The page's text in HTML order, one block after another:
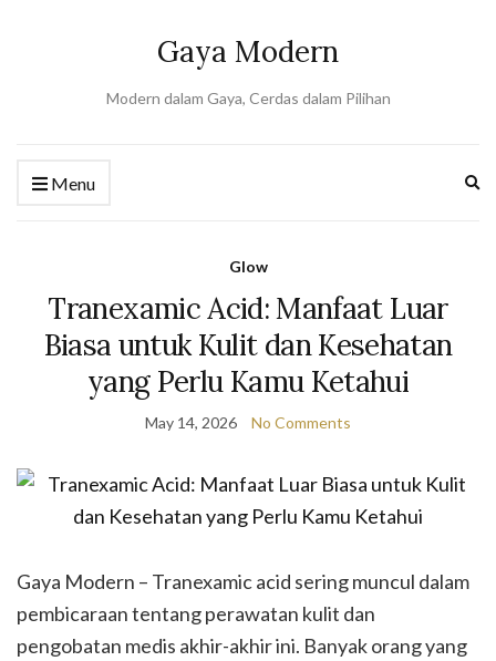
Gaya Modern
Modern dalam Gaya, Cerdas dalam Pilihan
Menu
Glow
Tranexamic Acid: Manfaat Luar
Biasa untuk Kulit dan Kesehatan
yang Perlu Kamu Ketahui
May 14, 2026 No Comments
Gaya Modern – Tranexamic acid sering muncul dalam
pembicaraan tentang perawatan kulit dan
pengobatan medis akhir-akhir ini. Banyak orang yang